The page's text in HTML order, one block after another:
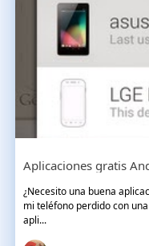
¿Necesito una buena
mi teléfono perdido con
apli...